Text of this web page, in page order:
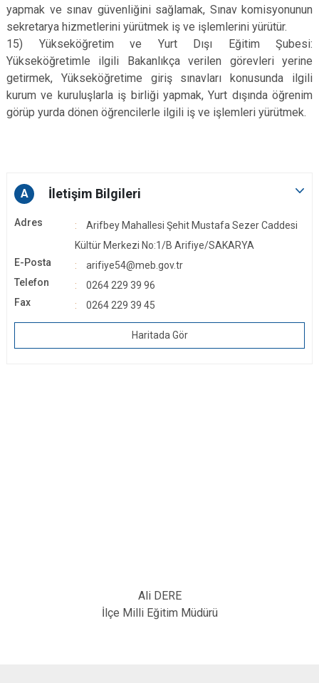
yapmak ve sınav güvenliğini sağlamak, Sınav komisyonunun
sekretarya hizmetlerini yürütmek iş ve işlemlerini yürütür.
15) Yükseköğretim ve Yurt Dışı Eğitim Şubesi:
Yükseköğretimle ilgili Bakanlıkça verilen görevleri yerine
getirmek, Yükseköğretime giriş sınavları konusunda ilgili
kurum ve kuruluşlarla iş birliği yapmak, Yurt dışında öğrenim
görüp yurda dönen öğrencilerle ilgili iş ve işlemleri yürütmek.
A İletişim Bilgileri
Adres
Arifbey Mahallesi Şehit Mustafa Sezer Caddesi
Kültür Merkezi No:1/B Arifiye/SAKARYA
E-Posta
arifiye54@meb.gov.tr
Telefon
0264 229 39 96
Fax
0264 229 39 45
Haritada Gör
Ali DERE
İlçe Milli Eğitim Müdürü